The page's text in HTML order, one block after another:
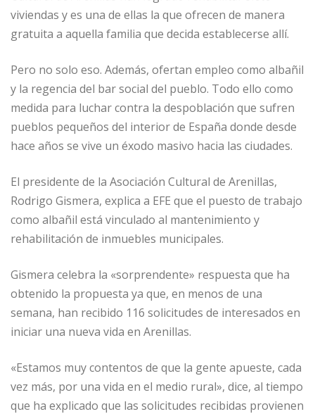
viviendas y es una de ellas la que ofrecen de manera
gratuita a aquella familia que decida establecerse allí.
Pero no solo eso. Además, ofertan empleo como albañil
y la regencia del bar social del pueblo. Todo ello como
medida para luchar contra la despoblación que sufren
pueblos pequeños del interior de España donde desde
hace años se vive un éxodo masivo hacia las ciudades.
El presidente de la Asociación Cultural de Arenillas,
Rodrigo Gismera, explica a EFE que el puesto de trabajo
como albañil está vinculado al mantenimiento y
rehabilitación de inmuebles municipales.
Gismera celebra la «sorprendente» respuesta que ha
obtenido la propuesta ya que, en menos de una
semana, han recibido 116 solicitudes de interesados en
iniciar una nueva vida en Arenillas.
«Estamos muy contentos de que la gente apueste, cada
vez más, por una vida en el medio rural», dice, al tiempo
que ha explicado que las solicitudes recibidas provienen